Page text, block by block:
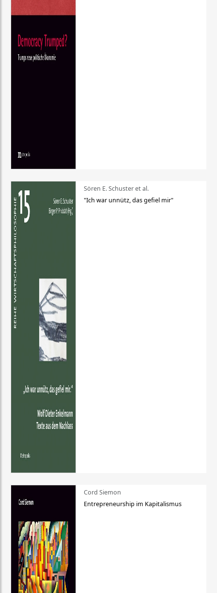
Sören E. Schuster et al.
"Ich war unnütz, das gefiel mir"
Cord Siemon
Entrepreneurship im Kapitalismus